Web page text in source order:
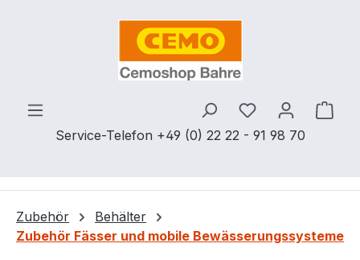
Zum Hauptinhalt springen
Service-Telefon +49 (0) 22 22 - 91 98 70
Du hast 0
Zubehör
Behälter
Zubehör Fässer und mobile Bewässerungssysteme